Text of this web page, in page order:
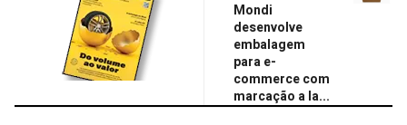
Mondi
desenvolve
embalagem
para e-
commerce com
marcação a la...